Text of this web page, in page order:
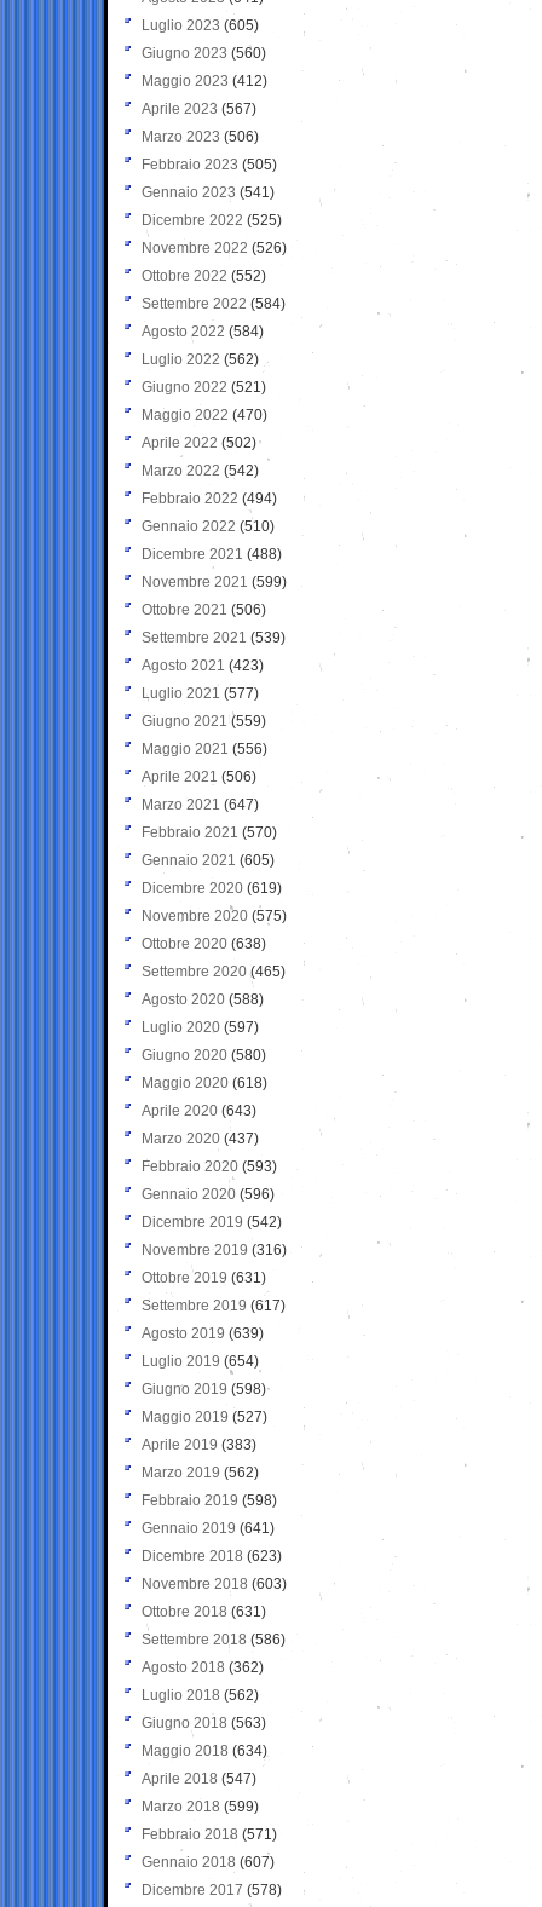
Luglio 2023 (605)
Giugno 2023 (560)
Maggio 2023 (412)
Aprile 2023 (567)
Marzo 2023 (506)
Febbraio 2023 (505)
Gennaio 2023 (541)
Dicembre 2022 (525)
Novembre 2022 (526)
Ottobre 2022 (552)
Settembre 2022 (584)
Agosto 2022 (584)
Luglio 2022 (562)
Giugno 2022 (521)
Maggio 2022 (470)
Aprile 2022 (502)
Marzo 2022 (542)
Febbraio 2022 (494)
Gennaio 2022 (510)
Dicembre 2021 (488)
Novembre 2021 (599)
Ottobre 2021 (506)
Settembre 2021 (539)
Agosto 2021 (423)
Luglio 2021 (577)
Giugno 2021(559)
Maggio 2021 (556)
Aprile 2021 (506)
Marzo 2021 (647)
Febbraio 2021 (570)
Gennaio 2021 (605)
Dicembre 2020 (619)
Novembre 2020 (575)
Ottobre 2020 (638)
Settembre 2020(465)
Agosto 2020 (588)
Luglio 2020 (597)
Giugno 2020 (580)
Maggio 2020 (618)
Aprile 2020 (643)
Marzo 2020 (437)
Febbraio 2020 (593)
Gennaio 2020 (596)
Dicembre 2019 (542)
Novembre 2019 (316)
Ottobre 2019 (631)
Settembre 2019 (617)
Agosto 2019 (639)
Luglio 2019 (654)
Giugno 2019 (598)
Maggio 2019 (527)
Aprile 2019 (383)
Marzo 2019 (562)
Febbraio 2019 (598)
Gennaio 2019 (641)
Dicembre 2018 (623)
Novembre 2018 (603)
Ottobre 2018 (631)
Settembre 2018 (586)
Agosto 2018 (362)
Luglio 2018 (562)
Giugno 2018 (563)
Maggio 2018 (634)
Aprile 2018 (547)
Marzo 2018 (599)
Febbraio 2018 (571)
Gennaio 2018 (607)
Dicembre 2017 (578)